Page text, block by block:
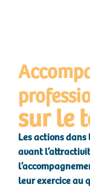
sur le
Les actions
avant
leur exercice au